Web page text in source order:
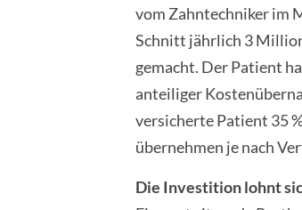
vom Zahntechniker im
Schnitt jährlich 3
gemacht. Der Patient
anteiliger
versicherte Patient 35
übernehmen je nach
Die Investition lohnt